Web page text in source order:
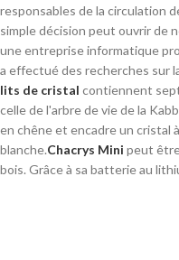
responsables de la circulation
simple décision peut ouvrir de
une entreprise informatique
a effectué des recherches sur
lits de cristal contiennent
celle de l'arbre de vie de la
en chêne et encadre un cristal
blanche.Chacrys Mini peut
bois.Grâce à sa batterie au